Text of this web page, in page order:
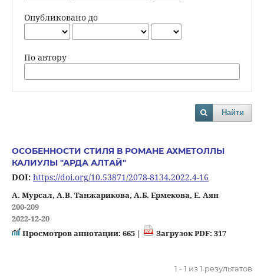
Опубликовано до
По автору
Найти
ОСОБЕННОСТИ СТИЛЯ В РОМАНЕ АХМЕТОЛЛЫ
КАЛИУЛЫ "АРДА АЛТАЙ"
DOI: https://doi.org/10.53871/2078-8134.2022.4-16
А. Мурсал, А.В. Танжарикова, А.Б. Ермекова, Е. Аян
200-209
2022-12-20
Просмотров аннотации: 665 |
Загрузок PDF: 317
1 - 1 из 1 результатов